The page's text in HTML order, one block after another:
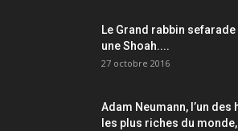
Le Grand rabbin sefarade
une Shoah....
27 octobre 2016
Adam Neumann, l’un
les plus riches du